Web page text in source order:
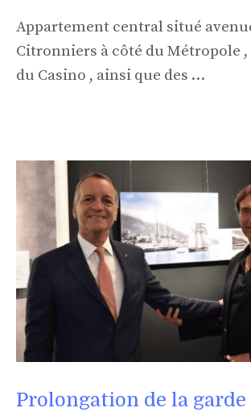
Appartement central situé
Citronniers à côté du Métropole ,
du Casino , ainsi que des …
Prolongation de la garde